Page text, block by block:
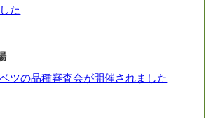
た
ツの品種審査会が開催されました